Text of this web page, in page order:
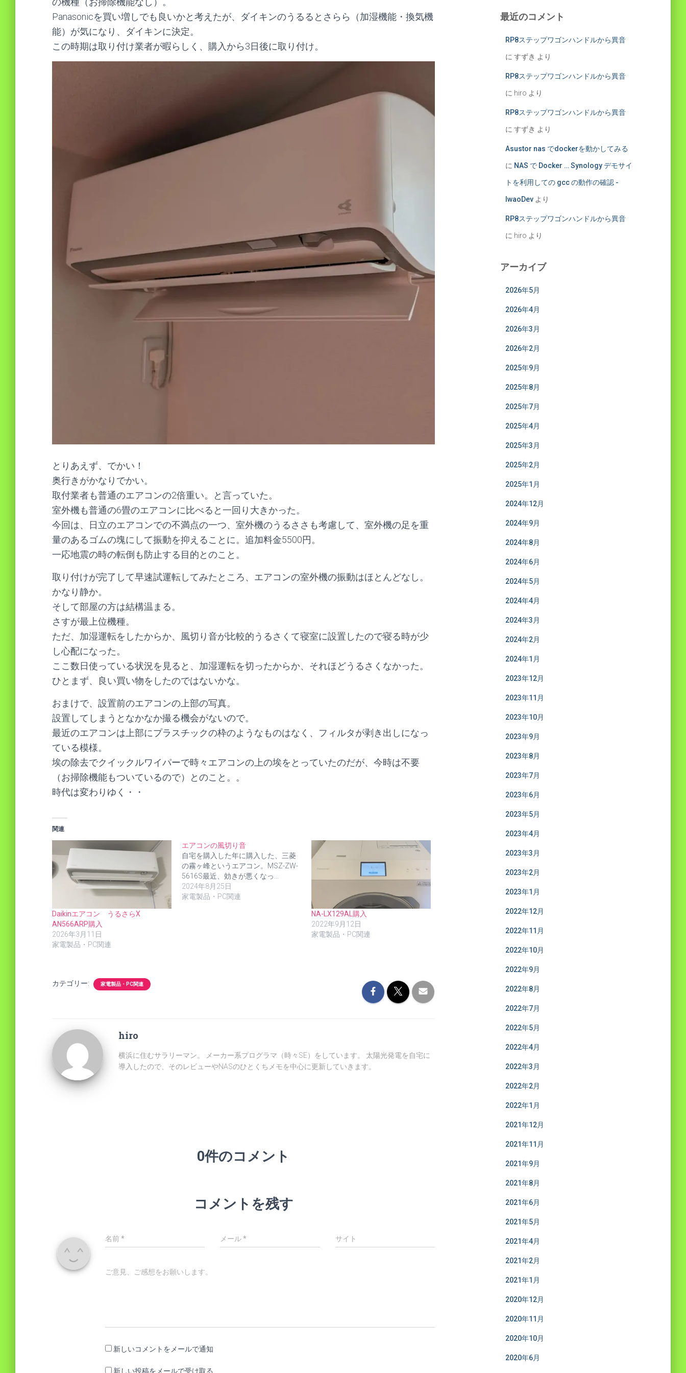
Panasonicを買い増しでも良いかと考えたが、ダイキンのうるるとさらら（加湿機能・換気機
能）が気になり、ダイキンに決定。
この時期は取り付け業者が暇らしく、購入から3日後に取り付け。
とりあえず、でかい！
奥行きがかなりでかい。
取付業者も普通のエアコンの2倍重い。と言っていた。
室外機も普通の6畳のエアコンに比べると一回り大きかった。
今回は、日立のエアコンでの不満点の一つ、室外機のうるささも考慮して、室外機の足を重
量のあるゴムの塊にして振動を抑えることに。追加料金5500円。
一応地震の時の転倒も防止する目的とのこと。
取り付けが完了して早速試運転してみたところ、エアコンの室外機の振動はほとんどなし。
かなり静か。
そして部屋の方は結構温まる。
さすが最上位機種。
ただ、加湿運転をしたからか、風切り音が比較的うるさくて寝室に設置したので寝る時が少
し心配になった。
ここ数日使っている状況を見ると、加湿運転を切ったからか、それほどうるさくなかった。
ひとまず、良い買い物をしたのではないかな。
おまけで、設置前のエアコンの上部の写真。
設置してしまうとなかなか撮る機会がないので。
最近のエアコンは上部にプラスチックの枠のようなものはなく、フィルタが剥き出しになっ
ている模様。
埃の除去でクイックルワイパーで時々エアコンの上の埃をとっていたのだが、今時は不要
（お掃除機能もついているので）とのこと。。
時代は変わりゆく・・
関連
Daikinエアコン うるさらX
AN566ARP購入
2026年3月11日
家電製品・PC関連
エアコンの風切り音
自宅を購入した年に購入した、三菱
の霧ヶ峰というエアコン。MSZ-ZW-
5616S最近、効きが悪くなっ…
2024年8月25日
家電製品・PC関連
NA-LX129AL購入
2022年9月12日
家電製品・PC関連
カテゴリー: 家電製品・PC関連
hiro
横浜に住むサラリーマン。 メーカー系プログラマ（時々SE）をしています。 太陽光発電を自宅に
導入したので、そのレビューやNASのひとくちメモを中心に更新していきます。
0件のコメント
コメントを残す
名前* メール* サイト
ご意見、ご感想をお願いします。
新しいコメントをメールで通知
新しい投稿をメールで受け取る
最近のコメント
RP8ステップワゴンハンドルから異音
に すずき より
RP8ステップワゴンハンドルから異音
に hiro より
RP8ステップワゴンハンドルから異音
に すずき より
Asustor nas でdockerを動かしてみる
に NAS で Docker … Synology デモサイ
トを利用しての gcc の動作の確認 -
IwaoDevより
RP8ステップワゴンハンドルから異音
に hiro より
アーカイブ
2026年5月
2026年4月
2026年3月
2026年2月
2025年9月
2025年8月
2025年7月
2025年4月
2025年3月
2025年2月
2025年1月
2024年12月
2024年9月
2024年8月
2024年6月
2024年5月
2024年4月
2024年3月
2024年2月
2024年1月
2023年12月
2023年11月
2023年10月
2023年9月
2023年8月
2023年7月
2023年6月
2023年5月
2023年4月
2023年3月
2023年2月
2023年1月
2022年12月
2022年11月
2022年10月
2022年9月
2022年8月
2022年7月
2022年5月
2022年4月
2022年3月
2022年2月
2022年1月
2021年12月
2021年11月
2021年9月
2021年8月
2021年6月
2021年5月
2021年4月
2021年2月
2021年1月
2020年12月
2020年11月
2020年10月
2020年6月